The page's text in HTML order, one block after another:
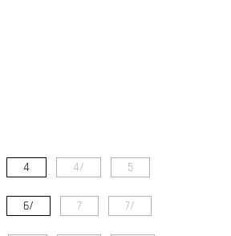
4 4/ 5
6/ 7 7/